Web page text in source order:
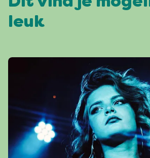
leuk